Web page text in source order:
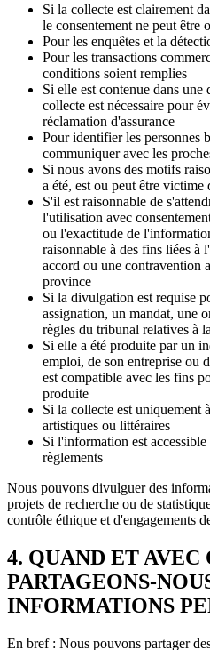
Si la collecte est clairement
le consentement ne peut être
Pour les enquêtes et la
Pour les transactions
conditions soient remplies
Si elle est contenue dans
collecte est nécessaire pour
réclamation d'assurance
Pour identifier les personnes
communiquer avec les
Si nous avons des motifs
a été, est ou peut être victime
S'il est raisonnable de
l'utilisation avec
ou l'exactitude de
raisonnable à des fins liées à
accord ou une contravention
province
Si la divulgation est requise
assignation, un mandat, une
règles du tribunal relatives à
Si elle a été produite par un
emploi, de son entreprise ou
est compatible avec les fins
produite
Si la collecte est uniquement
artistiques ou littéraires
Si l'information est
règlements
Nous pouvons divulguer des
projets de recherche ou de
contrôle éthique et d'engagements
4. QUAND ET AVEC
PARTAGEONS-
INFORMATIONS
En bref : Nous pouvons partager